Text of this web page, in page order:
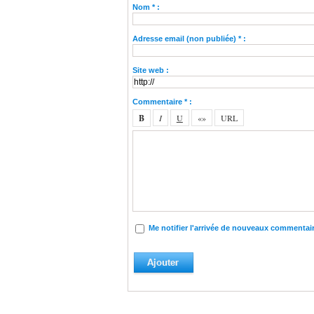
Nom * :
Adresse email (non publiée) * :
Site web :
Commentaire * :
Me notifier l'arrivée de nouveaux